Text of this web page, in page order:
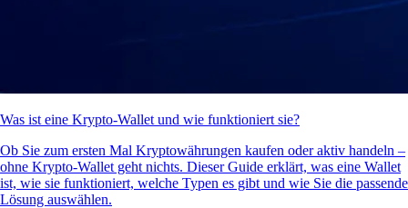
Was ist eine Krypto-Wallet und wie funktioniert sie?
Ob Sie zum ersten Mal Kryptowährungen kaufen oder aktiv handeln –
ohne Krypto-Wallet geht nichts. Dieser Guide erklärt, was eine Wallet
ist, wie sie funktioniert, welche Typen es gibt und wie Sie die passende
Lösung auswählen.